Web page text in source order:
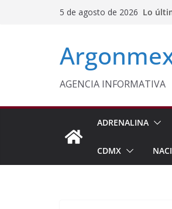
5 de agosto de 2026 Lo
AGENCIA INFORMATIVA
ADRENALINA
CDMX